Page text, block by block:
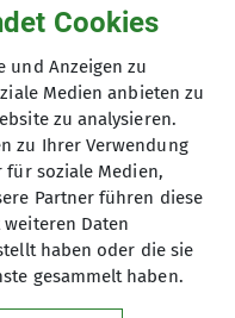
die für
werden oder
Jahre alt sind
gefunden
netten
erleben,
Stelle
man auch
kann.
Cookies
und Anzeigen zu
Medien anbieten zu
zu analysieren.
zu Ihrer Verwendung
für soziale Medien,
Partner führen diese
Daten
haben oder die sie
gesammelt haben.